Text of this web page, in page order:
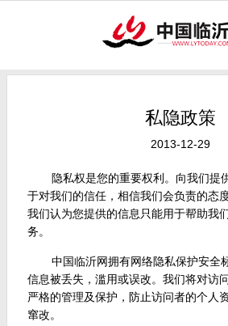
私隐政策
2013-12-29
隐私权是您的重要权利。向我们提
于对我们的信任，相信我们会负责的态
我们认为您提供的信息只能用于帮助我
务。
中国临沂网拥有网络隐私保护安全
信息被丢失，滥用或误改。我们将对访
严格的管理及保护，防止访问者的个人
窜改。